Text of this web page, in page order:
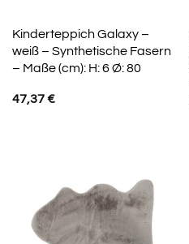
Kinderteppich Galaxy –
weiß – Synthetische Fasern
– Maße (cm): H: 6 Ø: 80
47,37€